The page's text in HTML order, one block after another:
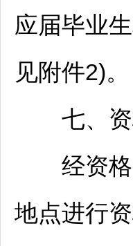
应届毕业
见附件2)。
七、资
经资格
地点进行